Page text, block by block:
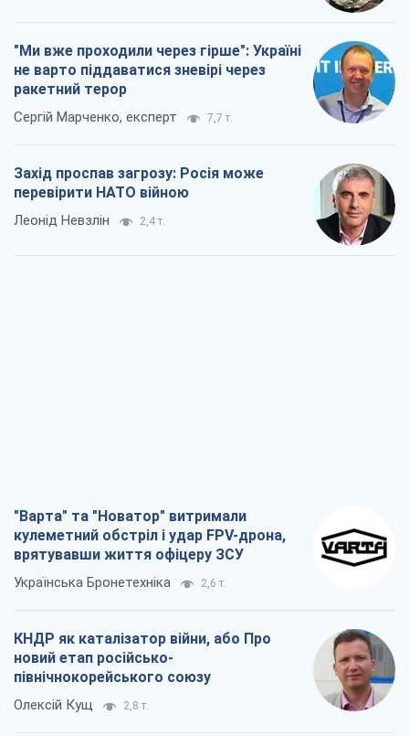
"Ми вже проходили через гірше": Україні
не варто піддаватися зневірі через
ракетний терор
Сергій Марченко, експерт 7,7 т.
Захід проспав загрозу: Росія може
перевірити НАТО війною
Леонід Невзлін 2,4 т.
"Варта" та "Новатор" витримали
кулеметний обстріл і удар FPV-дрона,
врятувавши життя офіцеру ЗСУ
Українська Бронетехніка 2,6 т.
КНДР як каталізатор війни, або Про
новий етап російсько-
північнокорейського союзу
Олексій Кущ 2,8 т.